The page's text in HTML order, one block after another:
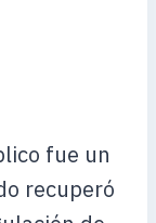
fue un
recuperó